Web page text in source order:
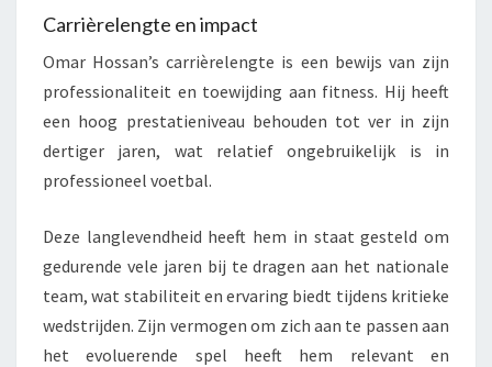
Carrièrelengte en impact
Omar Hossan’s carrièrelengte is een bewijs van zijn
professionaliteit en toewijding aan fitness. Hij heeft
een hoog prestatieniveau behouden tot ver in zijn
dertiger jaren, wat relatief ongebruikelijk is in
professioneel voetbal.
Deze langlevendheid heeft hem in staat gesteld om
gedurende vele jaren bij te dragen aan het nationale
team, wat stabiliteit en ervaring biedt tijdens kritieke
wedstrijden. Zijn vermogen om zich aan te passen aan
het evoluerende spel heeft hem relevant en